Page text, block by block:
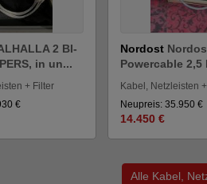
2 BI-
in un...
+ Filter
€
Nordost
Powercable 2,5
Kabel, Netzleisten
Neupreis: 35.950 €
14.450 €
Alle Kabel,